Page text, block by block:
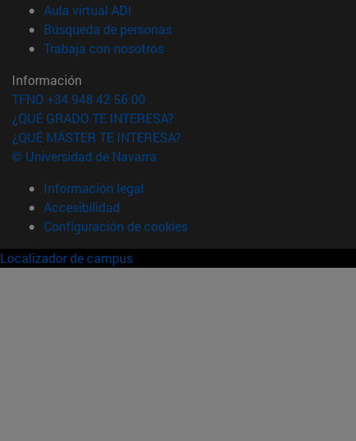
Aula virtual ADI
Búsqueda de personas(abre en nueva ventana)
Trabaja con nosotros(abre en nueva ventana)
Información
TFNO +34 948 42 56 00
¿QUÉ GRADO TE INTERESA?
¿QUÉ MÁSTER TE INTERESA?
© Universidad de Navarra
Información legal
Accesibilidad
Configuración de cookies
Localizador de campus